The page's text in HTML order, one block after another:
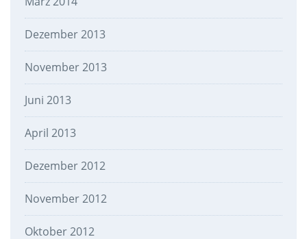
Dezember 2013
November 2013
Juni 2013
April 2013
Dezember 2012
November 2012
Oktober 2012